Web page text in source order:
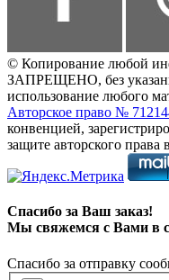
© Копирование любой
ЗАПРЕЩЕНО, без
использование любого
Авторское право №
конвенцией,
защите авторского
Спасибо за Ваш заказ!
Мы свяжемся с Вами в
Спасибо за отправку